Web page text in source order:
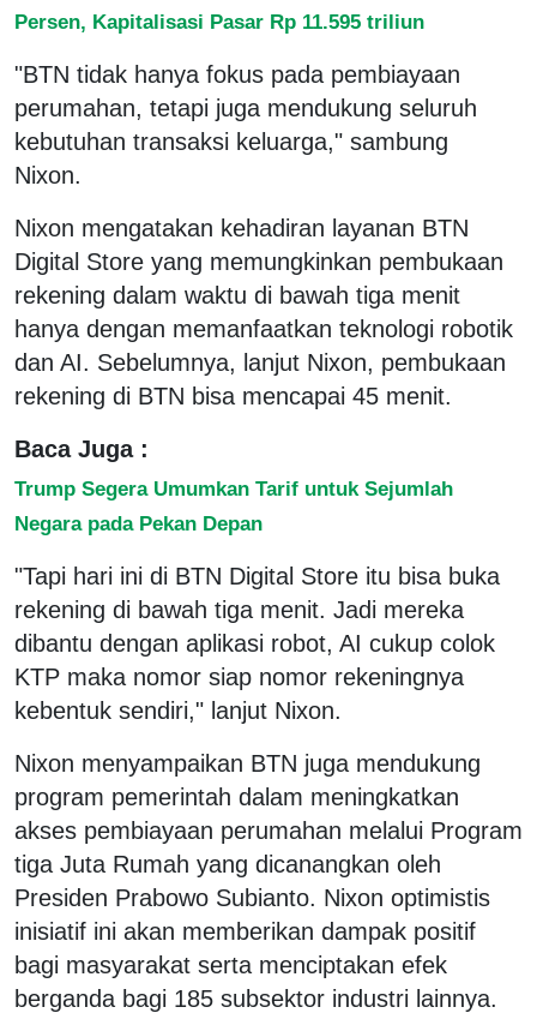
Persen, Kapitalisasi Pasar Rp 11.595 triliun
"BTN tidak hanya fokus pada pembiayaan
perumahan, tetapi juga mendukung seluruh
kebutuhan transaksi keluarga," sambung
Nixon.
Nixon mengatakan kehadiran layanan BTN
Digital Store yang memungkinkan pembukaan
rekening dalam waktu di bawah tiga menit
hanya dengan memanfaatkan teknologi robotik
dan AI. Sebelumnya, lanjut Nixon, pembukaan
rekening di BTN bisa mencapai 45 menit.
Baca Juga :
Trump Segera Umumkan Tarif untuk Sejumlah
Negara pada Pekan Depan
"Tapi hari ini di BTN Digital Store itu bisa buka
rekening di bawah tiga menit. Jadi mereka
dibantu dengan aplikasi robot, AI cukup colok
KTP maka nomor siap nomor rekeningnya
kebentuk sendiri," lanjut Nixon.
Nixon menyampaikan BTN juga mendukung
program pemerintah dalam meningkatkan
akses pembiayaan perumahan melalui Program
tiga Juta Rumah yang dicanangkan oleh
Presiden Prabowo Subianto. Nixon optimistis
inisiatif ini akan memberikan dampak positif
bagi masyarakat serta menciptakan efek
berganda bagi 185 subsektor industri lainnya.